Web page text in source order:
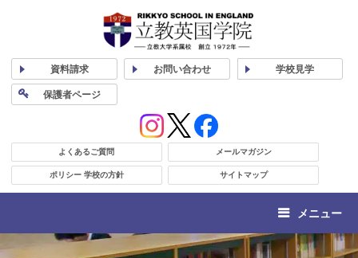
資料請求 お問い合わせ 学校見学
保護者ページ
よくあるご質問 メールマガジン
ポリシー 学校の方針 サイトマップ
メニュー